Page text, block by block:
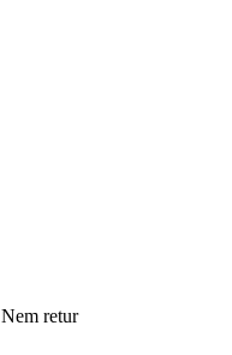
Nem retur